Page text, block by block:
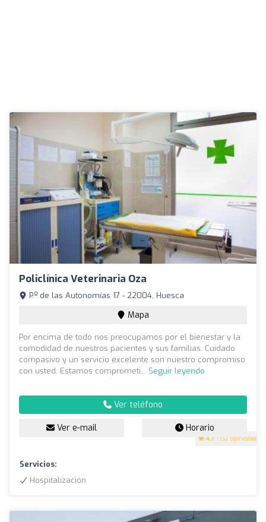
Policlínica Veterinaria Oza
4.7 (132 opiniones)
P.º de las Autonomías 17 - 22004, Huesca
Mapa
Por encima de todo nos preocupamos por el bienestar y la
comodidad de nuestros pacientes y sus familias. Cuidado
compasivo y un servicio excelente son nuestro compromiso
con usted. Estamos comprometi... Seguir leyendo
Ver teléfono
Ver e-mail Horario
Servicios:
Hospitalización